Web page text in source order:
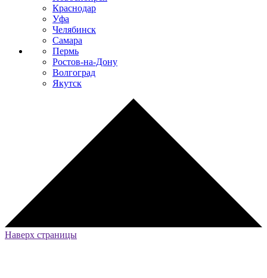
Краснодар
Уфа
Челябинск
Самара
Пермь
Ростов-на-Дону
Волгоград
Якутск
Наверх страницы